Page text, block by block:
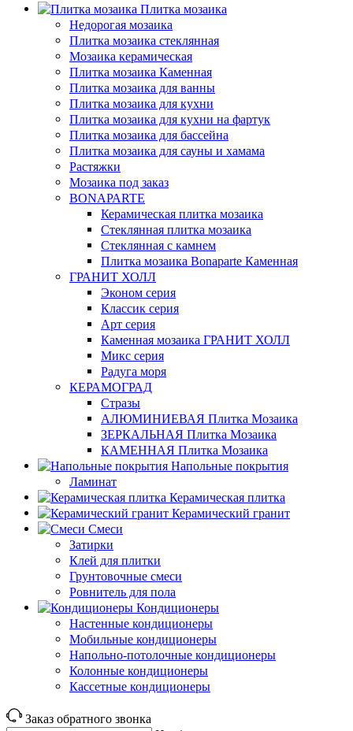
Плитка мозаика
Недорогая мозаика
Плитка мозаика стеклянная
Мозаика керамическая
Плитка мозаика Каменная
Плитка мозаика для ванны
Плитка мозаика для кухни
Плитка мозаика для кухни на фартук
Плитка мозаика для бассейна
Плитка мозаика для сауны и хамама
Растяжки
Мозаика под заказ
BONAPARTE
Керамическая плитка мозаика
Стеклянная плитка мозаика
Стеклянная c камнем
Плитка мозаика Bonaparte Каменная
ГРАНИТ ХОЛЛ
Эконом серия
Классик серия
Арт серия
Каменная мозаика ГРАНИТ ХОЛЛ
Микс серия
Радуга моря
КЕРАМОГРАД
Стразы
АЛЮМИНИЕВАЯ Плитка Мозаика
ЗЕРКАЛЬНАЯ Плитка Мозаика
КАМЕННАЯ Плитка Мозаика
Напольные покрытия
Ламинат
Керамическая плитка
Керамический гранит
Смеси
Затирки
Клей для плитки
Грунтовочные смеси
Ровнитель для пола
Кондиционеры
Настенные кондиционеры
Мобильные кондиционеры
Напольно-потолочные кондиционеры
Колонные кондиционеры
Кассетные кондиционеры
Заказ обратного звонка